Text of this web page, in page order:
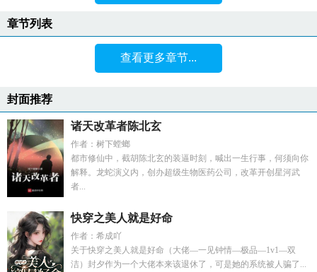
章节列表
查看更多章节...
封面推荐
诸天改革者陈北玄
作者：树下螳螂
都市修仙中，截胡陈北玄的装逼时刻，喊出一生行事，何须向你
解释。龙蛇演义内，创办超级生物医药公司，改革开创星河武
者...
快穿之美人就是好命
作者：希成吖
关于快穿之美人就是好命（大佬—一见钟情—极品—1v1—双
洁）封夕作为一个大佬本来该退休了，可是她的系统被人骗了...